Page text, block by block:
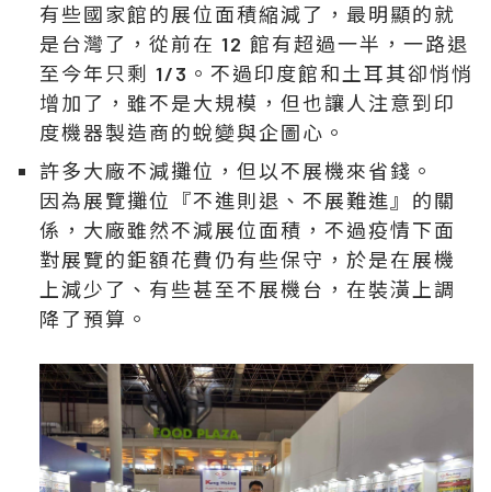
有些國家館的展位面積縮減了，最明顯的就
是台灣了，從前在 12 館有超過一半，一路退
至今年只剩 1/3。不過印度館和土耳其卻悄悄
增加了，雖不是大規模，但也讓人注意到印
度機器製造商的蛻變與企圖心。
許多大廠不減攤位，但以不展機來省錢。
因為展覽攤位『不進則退、不展難進』的關
係，大廠雖然不減展位面積，不過疫情下面
對展覽的鉅額花費仍有些保守，於是在展機
上減少了、有些甚至不展機台，在裝潢上調
降了預算。